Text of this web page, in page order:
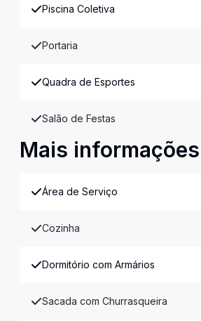
Piscina Coletiva
Portaria
Quadra de Esportes
Salão de Festas
Mais informações
Área de Serviço
Cozinha
Dormitório com Armários
Sacada com Churrasqueira